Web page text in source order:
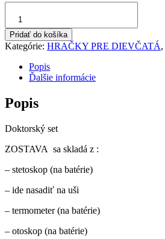
Doktorský
set
na
baterky
Pridať do košíka
Kategórie: HRAČKY PRE DIEVČATÁ,
Popis
Ďalšie informácie
Popis
Doktorský set
ZOSTAVA sa skladá z :
– stetoskop (na batérie)
– ide nasadiť na uši
– termometer (na batérie)
– otoskop (na batérie)